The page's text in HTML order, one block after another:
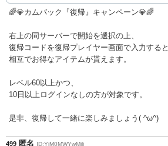
🌈💎カムバック『復帰』キャンペーン💎🌈
右上の同サーバーで開始を選択の上、
復帰コードを復帰プレイヤー画面で入力すると
相互でお得なアイテムが貰えます。
レベル60以上かつ、
10日以上ログインなしの方が対象です。
是非、復帰して一緒に楽しみましょう( ^ω^)
499 匿名 ID:YjM0MWYwMjlj